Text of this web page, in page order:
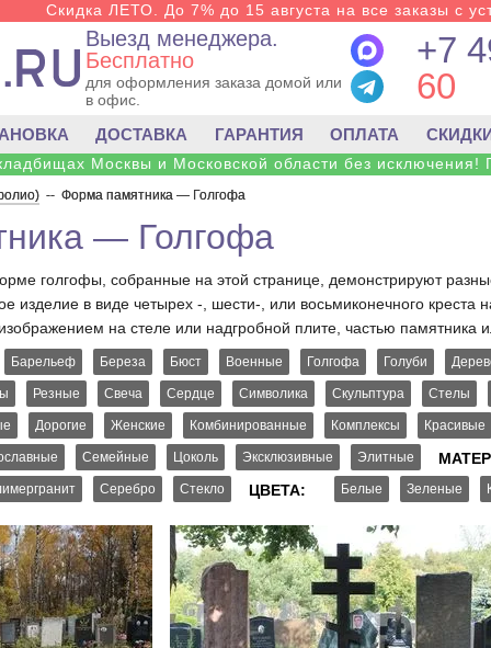
Скидка ЛЕТО. До 7% до 15 августа на все заказы с
Выезд менеджера.
Бесплатно
для оформления заказа домой или
в офис.
+7
60
ДОСТАВКА ГАРАНТИЯ ОПЛАТА
Москвы и Московской области без исключения!
-- Форма памятника — Голгофа
— Голгофа
голгофы, собранные на этой странице, демонстрируют
изделие в виде четырех -, шести-, или восьмиконечного
на стеле или надгробной плите, частью
Барельеф Береза Бюст Военные Голгофа Голуби
Резные Свеча Сердце Символика Скульптура Стелы
Дорогие Женские Комбинированные Комплексы Красивые
Семейные Цоколь Эксклюзивные Элитные
Серебро Стекло ЦВЕТА: Белые Зеленые